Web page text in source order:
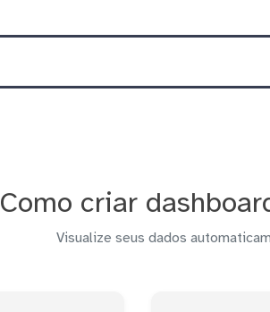
Como criar
Visualize seus dados